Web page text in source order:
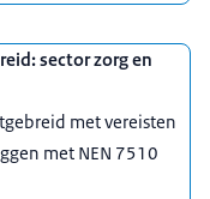
sector zorg en
met vereisten
met NEN 7510